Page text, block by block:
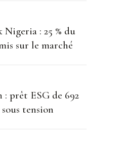
Nigeria : 25 % du
sur le marché
: prêt ESG de 692
tension